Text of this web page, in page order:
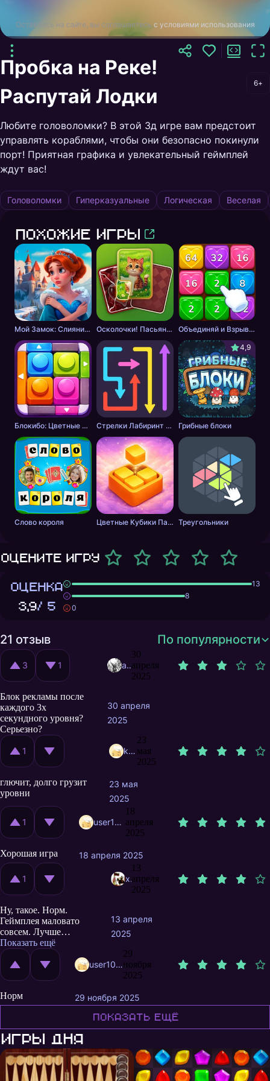
Оставаясь на сайте, вы соглашаетесь с условиями использования
Пробка на Реке!
Распутай Лодки
6+
Любите головоломки? В этой 3д игре вам предстоит
управлять кораблями, чтобы они безопасно покинули
порт! Приятная графика и увлекательный геймплей
ждут вас!
Головоломки Гиперказуальные Логическая Веселая
Похожие игры
Мой Замок: Слияние и История Осколочки! Пасьянс Собери картинки Объединяй и Взрывай + 2048
Блокибо: Цветные блоки Стрелки Лабиринт - Цветной путь
4,9
Грибные блоки
Слово короля Цветные Кубики Пазл Треугольники
Оцените игру
ОЦЕНКА
3,9/ 5
13
8
0
21 отзыв По популярности
3 1 akaFess
30
апреля
2025
Блок рекламы после
каждого 3х
секундного уровня?
Серьезно?
30 апреля
2025
1 kass82
23
мая
2025
глючит, долго грузит
уровни
23 мая
2025
1 user10066314
18
апреля
2025
Хорошая игра
18 апреля 2025
1 xSego
13
апреля
2025
Ну, такое. Норм.
Геймплея маловато
совсем. Лучше
добавили бы уровни
сложности, чтобы
игрок играл с
ответственностью.
часть риска, но мало
геймплея)
Показать ещё
13 апреля
2025
user10032838
29
ноября
2025
Норм
29 ноября 2025
Показать ещё
Игры дня